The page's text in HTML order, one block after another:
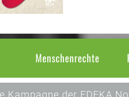
Menschenrechte